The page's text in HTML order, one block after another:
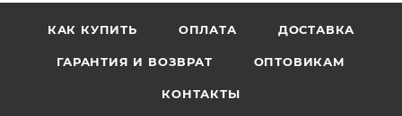
КАК КУПИТЬ ОПЛАТА ДОСТАВКА
ГАРАНТИЯ И ВОЗВРАТ ОПТОВИКАМ
КОНТАКТЫ